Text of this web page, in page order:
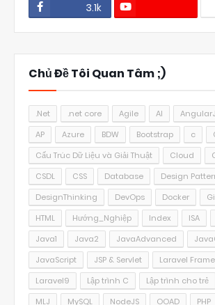
3.1k
Chủ Đề Tôi Quan Tâm ;)
.Net .net core Agile AI
AP
Azure BDW Bootstrap c
Cấu Trúc Dữ Liệu và Giải Thuật
Cloud
CSDL
CSS Database
Design
DesignThinking
DevOps Docker
HTML
Hướng_Nghiệp Index ISA
Java1
Java2 JavaAdvanced
JavaScript
JSP & Servlet
Laravel
Laravel9
Lập trình C Lập trình cho trẻ
MLJ
MySQL NodeJS OOAD
PHP